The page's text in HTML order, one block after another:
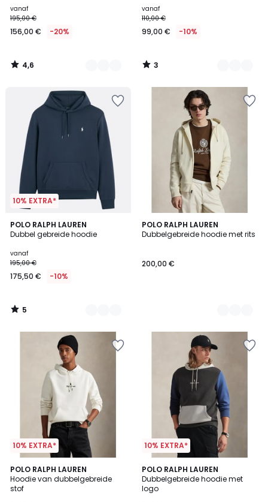
vanaf
195,00 €
156,00 € -20%
4,6
/
vanaf
110,00 €
99,00 € -10%
3
/
10% EXTRA*
POLO RALPH LAUREN
Dubbel gebreide hoodie
vanaf
195,00 €
175,50 € -10%
5
/
5
Kleuren
5
/
POLO RALPH LAUREN
Dubbelgebreide hoodie met rits
200,00 €
6
Kleuren
10% EXTRA*
POLO RALPH LAUREN
Hoodie van dubbelgebreide
stof
5
/
5
10% EXTRA*
POLO RALPH LAUREN
Dubbelgebreide hoodie met
logo